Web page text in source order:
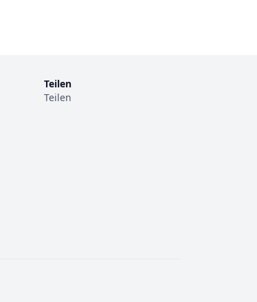
Teilen
Teilen